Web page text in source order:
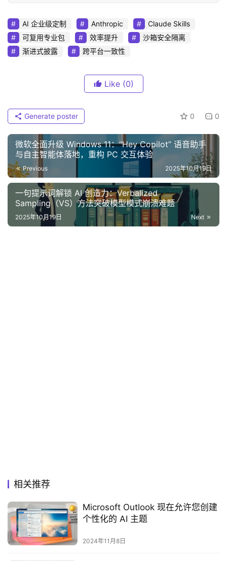
AI 企业级定制 Anthropic
Claude Skills
可复用专业包
效率提升
沙箱安全隔离
渐进式披露
跨平台一致性
Like (0)
0 0
Generate poster
微软全面升级 Windows 11：“Hey Copilot” 语音助手
与自主智能体落地，重构 PC 交互体验
Previous 2025年10月19日
一句提示词解锁 AI 创造力：Verbalized
Sampling（VS）方法突破模型模式崩溃难题
Next
2025年10月19日
相关推荐
Microsoft Outlook 现在允许您创建
个性化的 AI 主题
2024年11月8日